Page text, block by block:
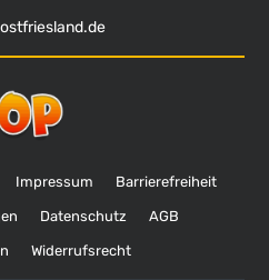
Impressum Barrierefreiheit
Datenschutz AGB
Widerrufsrecht